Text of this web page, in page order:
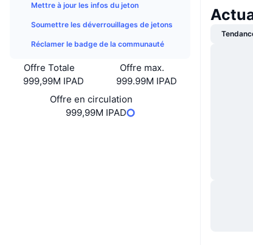
Mettre à jour les infos du jeton
Soumettre les déverrouillages de jetons
Réclamer le badge de la communauté
Offre Totale
999,99M IPAD
Offre max.
999.99M IPAD
Offre en circulation
999,99M IPAD